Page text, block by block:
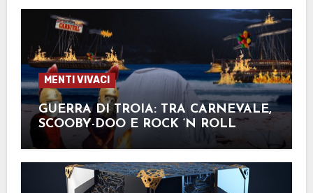
MENTI VIVACI
GUERRA DI TROIA: TRA CARNEVALE,
SCOOBY-DOO E ROCK ‘N ROLL